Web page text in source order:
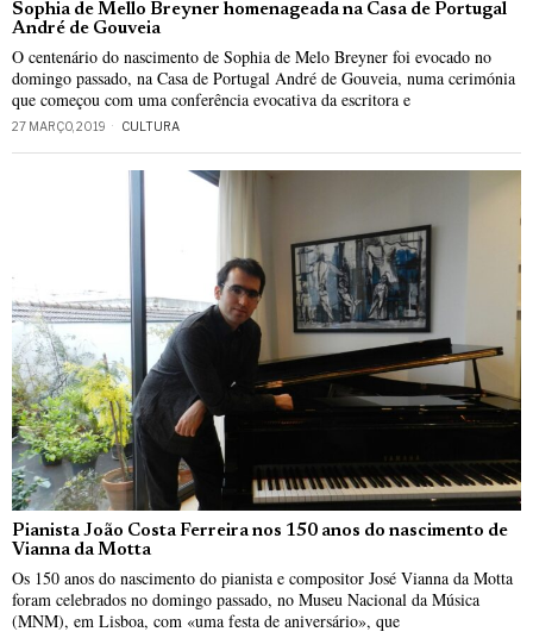
Sophia de Mello Breyner homenageada na Casa de Portugal
André de Gouveia
O centenário do nascimento de Sophia de Melo Breyner foi evocado no
domingo passado, na Casa de Portugal André de Gouveia, numa cerimónia
que começou com uma conferência evocativa da escritora e
27 MARÇO, 2019 CULTURA
Pianista João Costa Ferreira nos 150 anos do nascimento de
Vianna da Motta
Os 150 anos do nascimento do pianista e compositor José Vianna da Motta
foram celebrados no domingo passado, no Museu Nacional da Música
(MNM), em Lisboa, com «uma festa de aniversário», que